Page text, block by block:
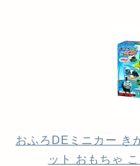
おふろDEミニカー き
ット おもちゃ